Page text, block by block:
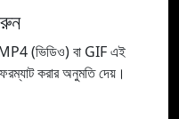
(ভিডিও) বা GIF এই
করার অনুমতি দেয়।